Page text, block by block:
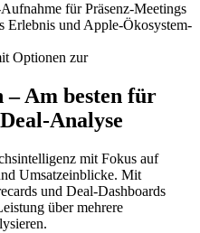
für Präsenz-Meetings
Erlebnis und Apple-Ökosystem-
Optionen zur
Am besten für
Analyse
mit Fokus auf
Umsatzeinblicke. Mit
und Deal-Dashboards
über mehrere